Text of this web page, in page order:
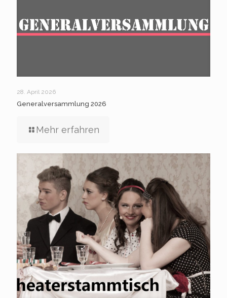
28. April 2026
Generalversammlung 2026
Mehr erfahren